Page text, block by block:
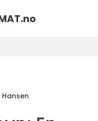
no